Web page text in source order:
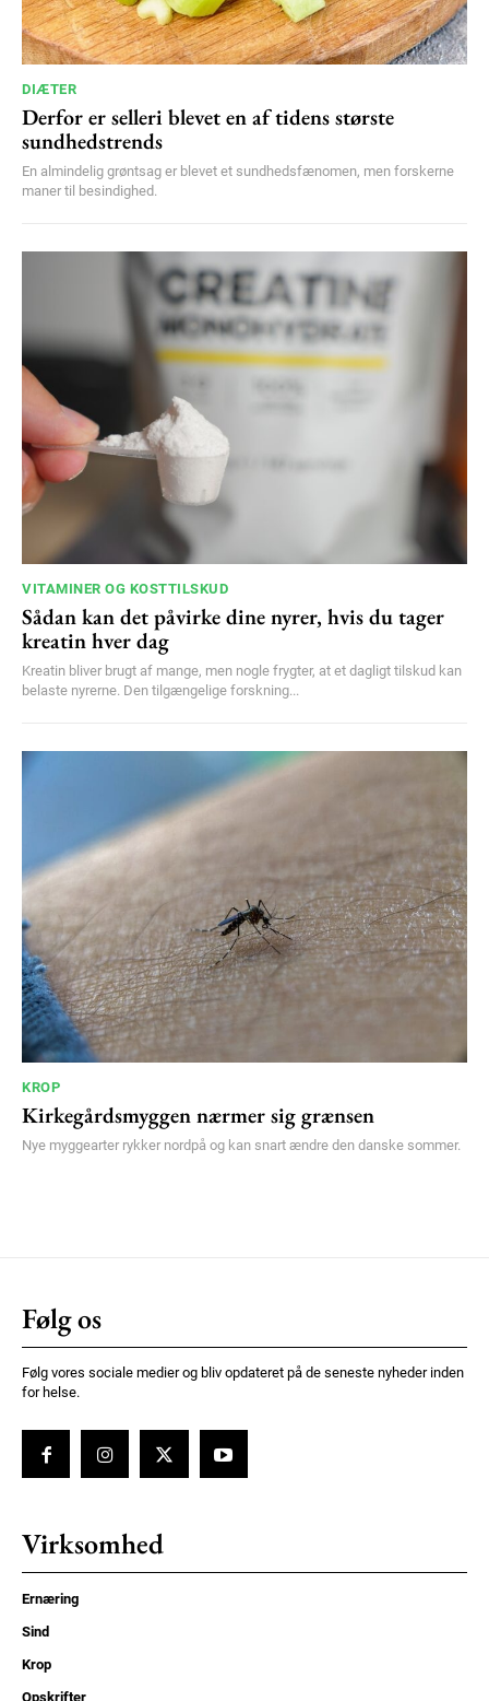
DIÆTER
Derfor er selleri blevet en af tidens største
sundhedstrends
En almindelig grøntsag er blevet et sundhedsfænomen, men forskerne
maner til besindighed.
VITAMINER OG KOSTTILSKUD
Sådan kan det påvirke dine nyrer, hvis du tager
kreatin hver dag
Kreatin bliver brugt af mange, men nogle frygter, at et dagligt tilskud kan
belaste nyrerne. Den tilgængelige forskning...
KROP
Kirkegårdsmyggen nærmer sig grænsen
Nye myggearter rykker nordpå og kan snart ændre den danske sommer.
Følg os
Følg vores sociale medier og bliv opdateret på de seneste nyheder inden
for helse.
Virksomhed
Ernæring
Sind
Krop
Opskrifter